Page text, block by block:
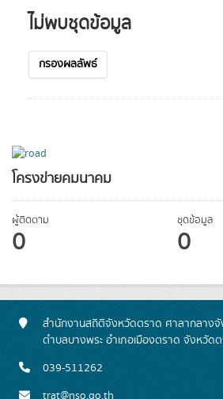
โครงข่ายคมนาคม
ผู้ติดตาม
0
ชุดข้อมูล
0
ไม่พบชุดข้อมูล
กรองผลลัพธ์
สำนักงานสถิติจังหวัดตราด ศาลากลาง
ตำบลบางพระ อำเภอเมืองตราด จังหวัด
039-511262
trat@nso.go.th